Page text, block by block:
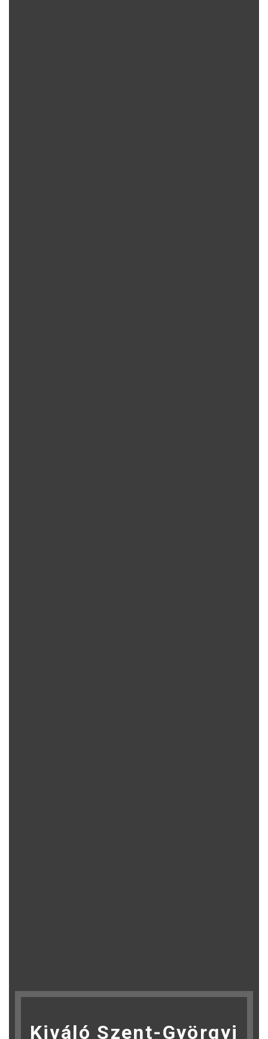
Kiváló Szent-Györgyi